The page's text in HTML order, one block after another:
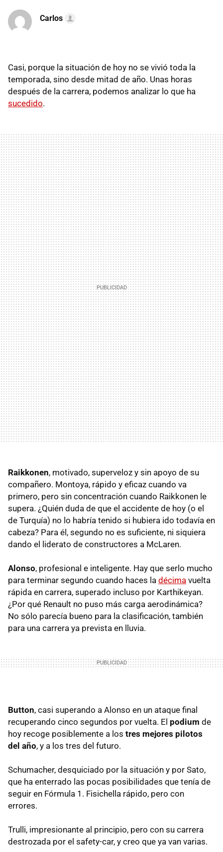
Carlos
Casi, porque la situación de hoy no se vivió toda la
temporada, sino desde mitad de año. Unas horas
después de la carrera, podemos analizar lo que ha
sucedido.
Raikkonen, motivado, superveloz y sin apoyo de su
compañero. Montoya, rápido y eficaz cuando va
primero, pero sin concentración cuando Raikkonen le
supera. ¿Quién duda de que el accidente de hoy (o el
de Turquía) no lo habría tenido si hubiera ido todavía en
cabeza? Para él, segundo no es suficiente, ni siquiera
dando el liderato de constructores a McLaren.
Alonso, profesional e inteligente. Hay que serlo mucho
para terminar segundo cuando haces la décima vuelta
rápida en carrera, superado incluso por Karthikeyan.
¿Por qué Renault no puso más carga aerodinámica?
No sólo parecía bueno para la clasificación, también
para una carrera ya prevista en lluvia.
Button, casi superando a Alonso en un ataque final
recuperando cinco segundos por vuelta. El podium de
hoy recoge posiblemente a los tres mejores pilotos
del año, y a los tres del futuro.
Schumacher, desquiciado por la situación y por Sato,
que ha enterrado las pocas posibilidades que tenía de
seguir en Fórmula 1. Fisichella rápido, pero con
errores.
Trulli, impresionante al principio, pero con su carrera
destrozada por el safety-car, y creo que ya van varias.